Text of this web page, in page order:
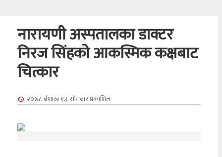
नारायणी अस्पतालका डाक्टर
निरज सिंहको आकस्मिक कक्षबाट
चित्कार
२०७८ बैशाख १३, सोमबारप्रकाशित